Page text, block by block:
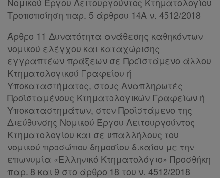
Παρ.2
ΜΕΡΟΣ ΣΤ’
[-]
Άρθρο 34
ΜΕΡΟΣ Ζ΄ [-]
Άρθρο 35
Υπογραφές
Τροποποίηση παρ. 5 άρθρου 14Α ν. 4512/2018
Άρθρο 11 Δυνατότητα ανάθεσης καθηκόντων
νομικού ελέγχου και καταχώρισης
εγγραπτέων πράξεων σε Προϊστάμενο άλλου
Κτηματολογικού Γραφείου ή
Υποκαταστήματος, στους Αναπληρωτές
Προϊσταμένους Κτηματολογικών Γραφείων ή
Υποκαταστημάτων, στον Προϊστάμενο της
Διεύθυνσης Νομικού Έργου Λειτουργούντος
Κτηματολογίου και σε υπαλλήλους του
νομικού προσώπου δημοσίου δικαίου με την
επωνυμία «Ελληνικό Κτηματολόγιο» Προσθήκη
παρ. 8 και 9 στο άρθρο 18 του ν. 4512/2018